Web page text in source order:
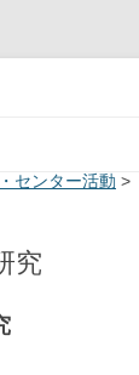
センター活動 >
究